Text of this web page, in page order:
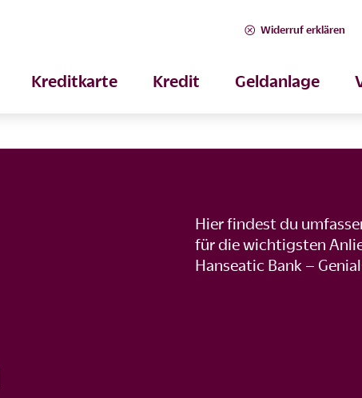
Widerruf erklären
Kreditkarte Kredit Geldanlage
Hier findest du
für die wichtigsten
Hanseatic Bank –